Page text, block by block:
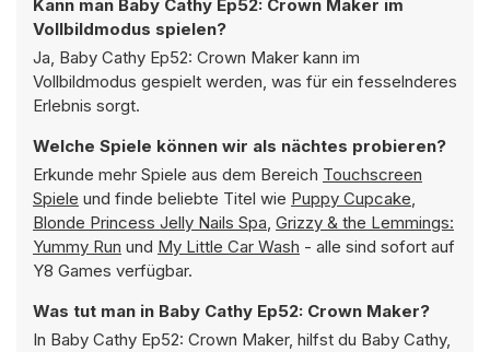
Kann man Baby Cathy Ep52: Crown Maker im
Vollbildmodus spielen?
Ja, Baby Cathy Ep52: Crown Maker kann im
Vollbildmodus gespielt werden, was für ein fesselnderes
Erlebnis sorgt.
Welche Spiele können wir als nächtes probieren?
Erkunde mehr Spiele aus dem Bereich Touchscreen
Spiele und finde beliebte Titel wie Puppy Cupcake,
Blonde Princess Jelly Nails Spa, Grizzy & the Lemmings:
Yummy Run und My Little Car Wash - alle sind sofort auf
Y8 Games verfügbar.
Was tut man in Baby Cathy Ep52: Crown Maker?
In Baby Cathy Ep52: Crown Maker, hilfst du Baby Cathy,